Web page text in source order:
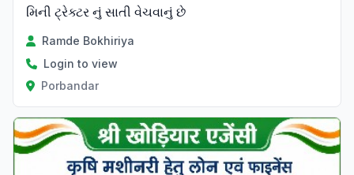
મિની ટ્રેક્ટર નું સાતી વેચવાનું છે
Ramde Bokhiriya
Login to view
Porbandar